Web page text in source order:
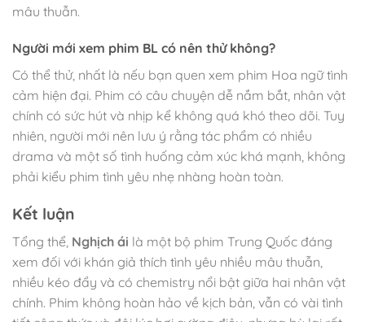
mâu thuẫn.
Người mới xem phim BL có nên thử không?
Có thể thử, nhất là nếu bạn quen xem phim Hoa ngữ tình
cảm hiện đại. Phim có câu chuyện dễ nắm bắt, nhân vật
chính có sức hút và nhịp kể không quá khó theo dõi. Tuy
nhiên, người mới nên lưu ý rằng tác phẩm có nhiều
drama và một số tình huống cảm xúc khá mạnh, không
phải kiểu phim tình yêu nhẹ nhàng hoàn toàn.
Kết luận
Tổng thể, Nghịch ái là một bộ phim Trung Quốc đáng
xem đối với khán giả thích tình yêu nhiều mâu thuẫn,
nhiều kéo đẩy và có chemistry nổi bật giữa hai nhân vật
chính. Phim không hoàn hảo về kịch bản, vẫn có vài tình